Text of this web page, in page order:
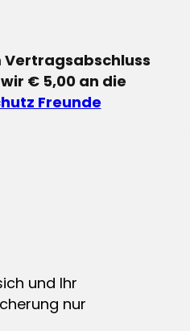
Vertragsabschluss
€ 5,00 an die
Freunde
und Ihr
nur